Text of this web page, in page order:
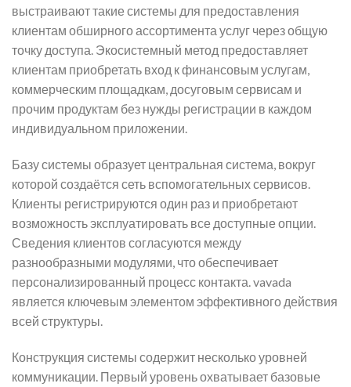
выстраивают такие системы для предоставления
клиентам обширного ассортимента услуг через общую
точку доступа. Экосистемный метод предоставляет
клиентам приобретать вход к финансовым услугам,
коммерческим площадкам, досуговым сервисам и
прочим продуктам без нужды регистрации в каждом
индивидуальном приложении.
Базу системы образует центральная система, вокруг
которой создаётся сеть вспомогательных сервисов.
Клиенты регистрируются один раз и приобретают
возможность эксплуатировать все доступные опции.
Сведения клиентов согласуются между
разнообразными модулями, что обеспечивает
персонализированный процесс контакта. vavada
является ключевым элементом эффективного действия
всей структуры.
Конструкция системы содержит несколько уровней
коммуникации. Первый уровень охватывает базовые